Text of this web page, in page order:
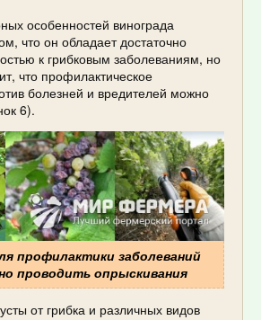
особенностей винограда
что он обладает достаточно
к грибковым заболеваниям, но
что профилактическое
болезней и вредителей можно
6).
профилактики заболеваний
проводить опрыскивания
от грибка и различных видов